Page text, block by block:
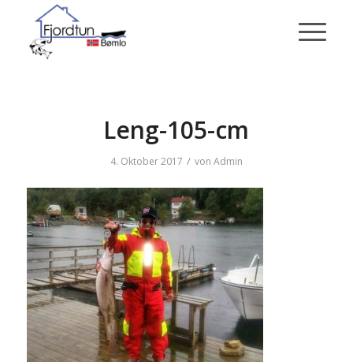
Leng-105-cm
4. Oktober 2017 / von Admin